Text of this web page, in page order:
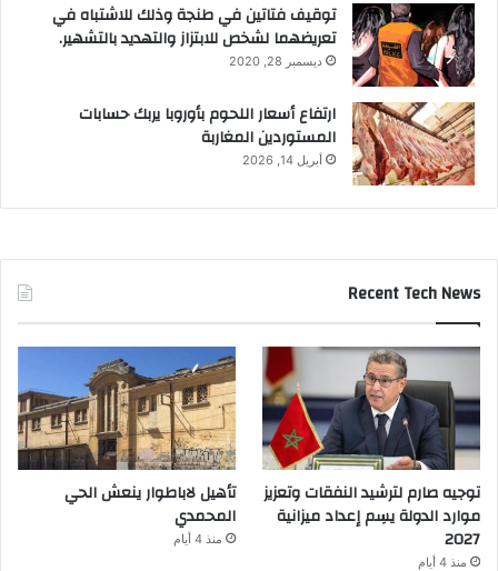
توقيف فتاتين في طنجة وذلك للاشتباه في
تعريضهما لشخص للابتزاز والتهديد بالتشهير.
ديسمبر 28, 2020
ارتفاع أسعار اللحوم بأوروبا يربك حسابات
المستوردين المغاربة
أبريل 14, 2026
Recent Tech News
توجيه صارم لترشيد النفقات وتعزيز
موارد الدولة يسِم إعداد ميزانية
2027
منذ 4 أيام
تأهيل لاباطوار ينعش الحي
المحمدي
منذ 4 أيام